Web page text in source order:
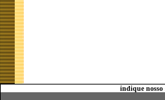
indique nosso